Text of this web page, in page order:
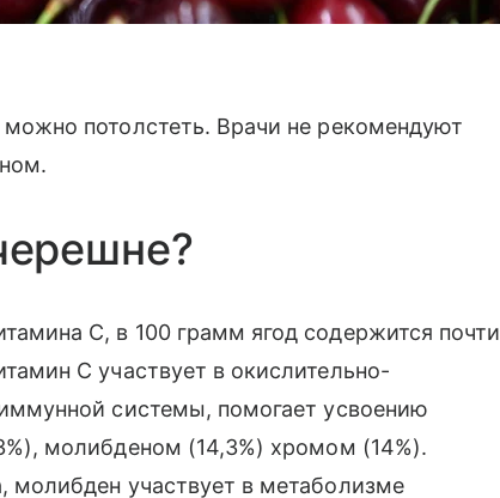
потолстеть. Врачи не рекомендуют
С, в 100 грамм ягод содержится почти
С участвует в окислительно-
системы, помогает усвоению
молибденом (14,3%) хромом (14%).
молибден участвует в метаболизме